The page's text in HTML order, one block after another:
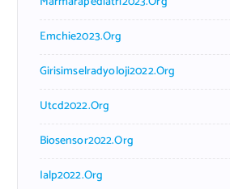
Emchie2023.org
Girisimselradyoloji2022.org
Utcd2022.org
Biosensor2022.org
Ialp2022.org